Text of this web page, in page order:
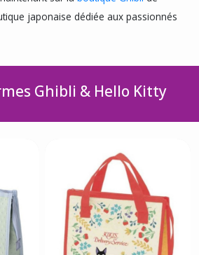
japonaise dédiée aux passionnés
Ghibli & Hello Kitty